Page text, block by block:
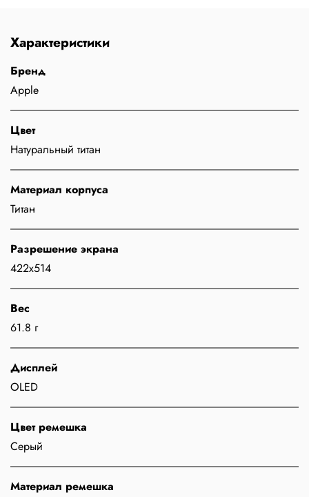
Характеристики
Бренд
Apple
Цвет
Натуральный титан
Материал корпуса
Титан
Разрешение экрана
422x514
Вес
61.8 г
Дисплей
OLED
Цвет ремешка
Серый
Материал ремешка